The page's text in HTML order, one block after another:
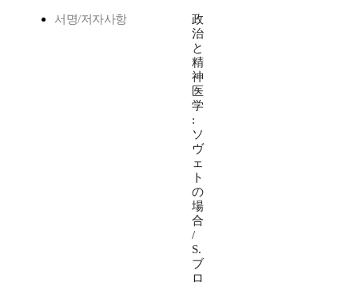
서명/저자사항
政
治
と
精
神
医
学
:
ソ
ヴ
ェ
ト
の
場
合
/
S.
ブ
ロ